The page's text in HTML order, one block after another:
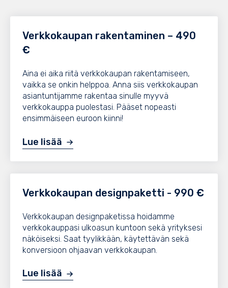
Verkkokaupan rakentaminen – 490
€
Aina ei aika riitä verkkokaupan rakentamiseen,
vaikka se onkin helppoa. Anna siis verkkokaupan
asiantuntijamme rakentaa sinulle myyvä
verkkokauppa puolestasi. Pääset nopeasti
ensimmäiseen euroon kiinni!
Lue lisää
Verkkokaupan designpaketti - 990 €
Verkkokaupan designpaketissa hoidamme
verkkokauppasi ulkoasun kuntoon sekä yrityksesi
näköiseksi. Saat tyylikkään, käytettävän sekä
konversioon ohjaavan verkkokaupan.
Lue lisää